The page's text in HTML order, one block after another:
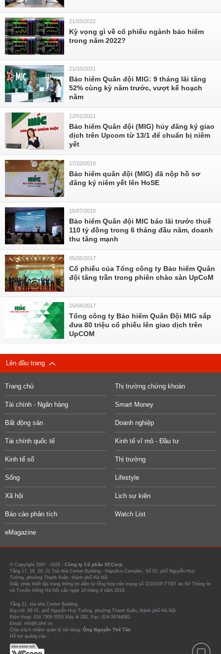
21/03/2022
Kỳ vọng gì về cổ phiếu ngành bảo hiểm
trong năm 2022?
21/10/2021
Bảo hiểm Quân đội MIG: 9 tháng lãi tăng
52% cùng kỳ năm trước, vượt kế hoạch
năm
12/01/2021
Bảo hiểm Quân đội (MIG) hủy đăng ký giao
dịch trên Upcom từ 13/1 để chuẩn bị niêm
yết
17/10/2019
Bảo hiểm quân đội (MIG) đã nộp hồ sơ
đăng ký niêm yết lên HoSE
15/07/2019
Bảo hiểm Quân đội MIC báo lãi trước thuế
110 tỷ đồng trong 6 tháng đầu năm, doanh
thu tăng mạnh
05/05/2017
Cổ phiếu của Tổng công ty Bảo hiểm Quân
đội tăng trần trong phiên chào sàn UpCoM
25/04/2017
Tổng công ty Bảo hiểm Quân Đội MIG sắp
đưa 80 triệu cổ phiếu lên giao dịch trên
UpCOM
Lên đầu trang
Trang chủ Thị trường chứng khoán
Tài chính - Ngân hàng Smart Money
Bất động sản Doanh nghiệp
Tài chính quốc tế Kinh tế vĩ mô - Đầu tư
Kinh tế số Thị trường
Sống Lifestyle
Xã hội Lịch sự kiện
Báo cáo phân tích Watch List
eMagazine
© Copyright 2007 - 2026 - Công ty Cổ phần VCCorp.
Tầng 17, 19, 20, 21 Toà nhà Center Building - Hapulico Complex, Số 01, phố Nguyễn Huy
Tưởng, phường Thanh Xuân, thành phố Hà Nội
Giấy phép thiết lập trang thông tin điện tử tổng hợp trên mạng số 2216/GP-TTĐT do Sở Thông tin
và Truyền thông Hà Nội cấp ngày 10 tháng 4 năm 2019.
Tầng 21, tòa nhà Center Building.
Địa chỉ: Số 01, phố Nguyễn Huy Tưởng, phường Thanh Xuân, thành phố Hà Nội
Điện thoại: 024 7309 5555 Máy lẻ 292. Fax: 024-39744082
Email: info@cafef.vn
Chịu trách nhiệm quản lý nội dung: Ông Nguyễn Thế Tân
Hỗ trợ quảng cáo :